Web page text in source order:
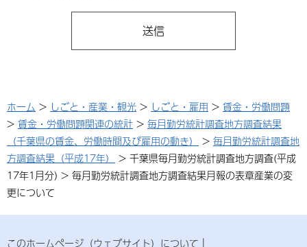
ホーム > しごと・産業・観光 > しごと・雇用 > 賃金・労働問題
> 賃金・労働問題関連の統計 > 毎月勤労統計調査地方調査結果
（千葉県の賃金、労働時間及び雇用の動き）
> 毎月勤労統計調査地
方調査結果（平成17年）
> 千葉県毎月勤労統計調査地方調査(平成
17年1月分) > 毎月勤労統計調査地方調査結果月報の表章産業の変
更について
このホームページ（ウェブサイト）について